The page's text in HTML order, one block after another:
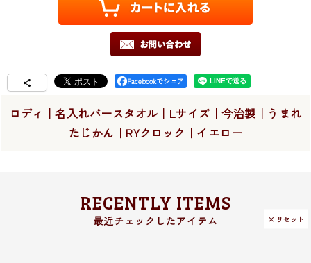
ロディ｜名入れバースタオル｜Lサイズ｜今治製｜うまれ
たじかん｜RYクロック｜イエロー
Facebookでシェア
RECENTLY ITEMS
× リセット